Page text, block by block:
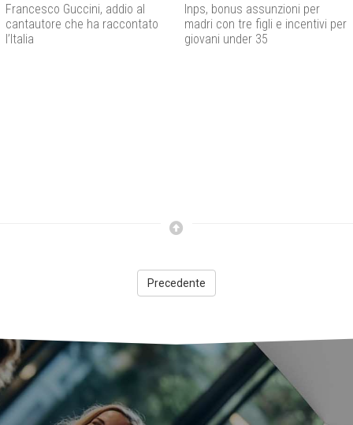
Francesco Guccini, addio al
cantautore che ha raccontato
l’Italia
Inps, bonus assunzioni per
madri con tre figli e incentivi per
giovani under 35
Precedente